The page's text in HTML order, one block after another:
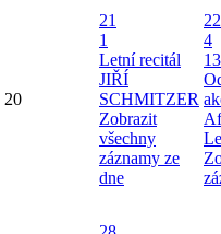
20
21
1
Letní recitál
JIŘÍ
SCHMITZER
Zobrazit
všechny
záznamy ze
dne
22
4